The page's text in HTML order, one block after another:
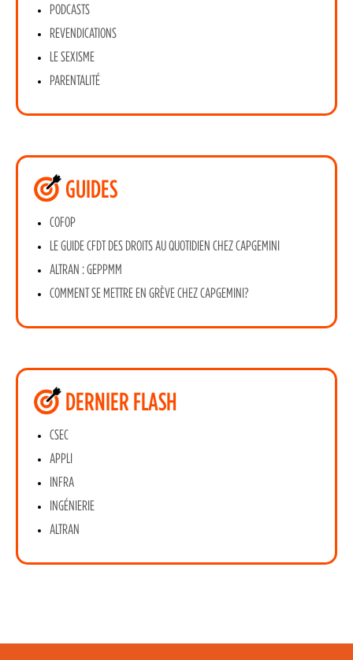
PODCASTS
REVENDICATIONS
LE SEXISME
PARENTALITÉ
GUIDES
COFOP
LE GUIDE CFDT DES DROITS AU QUOTIDIEN CHEZ CAPGEMINI
ALTRAN : GEPPMM
COMMENT SE METTRE EN GRÈVE CHEZ CAPGEMINI?
DERNIER FLASH
CSEC
APPLI
INFRA
INGÉNIERIE
ALTRAN